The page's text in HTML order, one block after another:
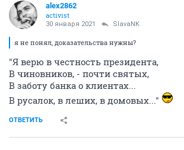
alex2862
activist
30 января 2021 SlavaNK
я не понял, доказательства нужны?
"Я верю в честность президента,
В чиновников, - почти святых,
В заботу банка о клиентах...
В русалок, в леших, в домовых..."
ОТВЕТИТЬ